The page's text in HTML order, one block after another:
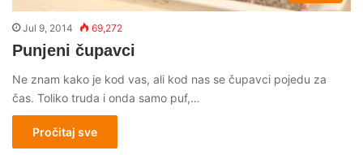
Jul 9, 2014 69,272
Punjeni čupavci
Ne znam kako je kod vas, ali kod nas se čupavci pojedu za
čas. Toliko truda i onda samo puf,…
Pročitaj sve